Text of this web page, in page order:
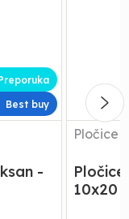
Best buy
-
10x20
Pločice
10x20